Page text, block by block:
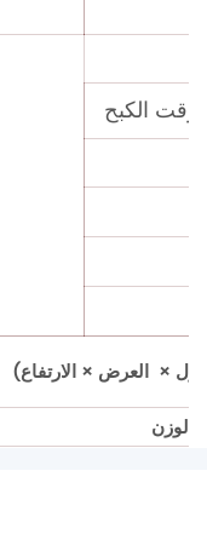
× العرض × الارتفاع)
الوزن